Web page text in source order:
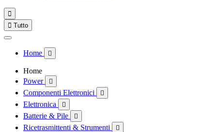

 Tutto
Home 
Home
Power

Componenti Elettronici 
Elettronica 
Batterie & Pile 
Ricetrasmittenti & Strumenti 